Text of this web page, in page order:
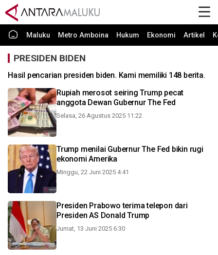
Maluku Metro Amboina Hukum Ekonomi Artikel
PRESIDEN BIDEN
Hasil pencarian presiden biden. Kami memiliki 148 berita.
Rupiah merosot seiring Trump pecat
anggota Dewan Gubernur The Fed
Selasa, 26 Agustus 2025 11:22
Trump menilai Gubernur The Fed bikin rugi
ekonomi Amerika
Minggu, 22 Juni 2025 4:41
Presiden Prabowo terima telepon dari
Presiden AS Donald Trump
Jumat, 13 Juni 2025 6:30